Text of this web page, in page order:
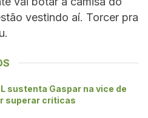
vestindo aí. Torcer pra
sustenta Gaspar na vice de
superar críticas